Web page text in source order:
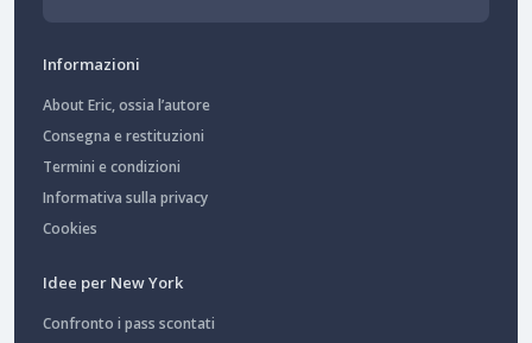
Informazioni
About Eric, ossia l’autore
Consegna e restituzioni
Termini e condizioni
Informativa sulla privacy
Cookies
Idee per New York
Confronto i pass scontati